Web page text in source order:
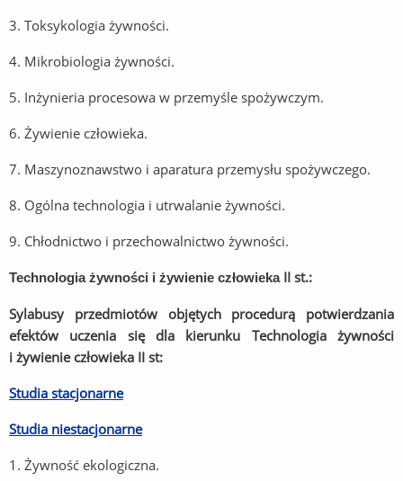
3. Toksykologia żywności.
4. Mikrobiologia żywności.
5. Inżynieria procesowa w przemyśle spożywczym.
6. Żywienie człowieka.
7. Maszynoznawstwo i aparatura przemysłu spożywczego.
8. Ogólna technologia i utrwalanie żywności.
9. Chłodnictwo i przechowalnictwo żywności.
Technologia żywności i żywienie człowieka II st.:
Sylabusy przedmiotów objętych procedurą potwierdzania
efektów uczenia się dla kierunku Technologia żywności
i żywienie człowieka II st:
Studia stacjonarne
Studia niestacjonarne
1. Żywność ekologiczna.